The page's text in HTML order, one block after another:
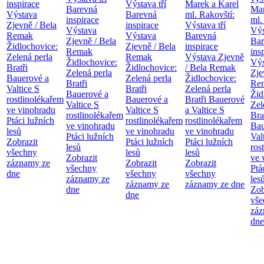
inspirace
Výstava
Zjevně / Bela
Remak
Židlochovice:
Zelená perla
Bratři
Bauerové a
Valtice S
rostlinolékařem
ve vinohradu
Ptáci lužních
lesů
Zobrazit
všechny
záznamy ze
dne
Barevná
inspirace
Výstava
Zjevně / Bela
Remak
Židlochovice:
Zelená perla
Bratři
Bauerové a
Valtice S
rostlinolékařem
ve vinohradu
Ptáci lužních
lesů
Zobrazit
všechny
záznamy ze
dne
Výstava tří
Barevná
inspirace
Výstava
Zjevně / Bela
Remak
Židlochovice:
Zelená perla
Bratři
Bauerové a
Valtice S
rostlinolékařem
ve vinohradu
Ptáci lužních
lesů
Zobrazit
všechny
záznamy ze
dne
Marek a Karel
ml. Rakovští:
Výstava tří
Barevná
inspirace
Výstava Zjevně
/ Bela Remak
Židlochovice:
Zelená perla
Bratři Bauerové
a Valtice S
rostlinolékařem
ve vinohradu
Ptáci lužních
lesů
Zobrazit
všechny
záznamy ze dne
ml.
ve
dne